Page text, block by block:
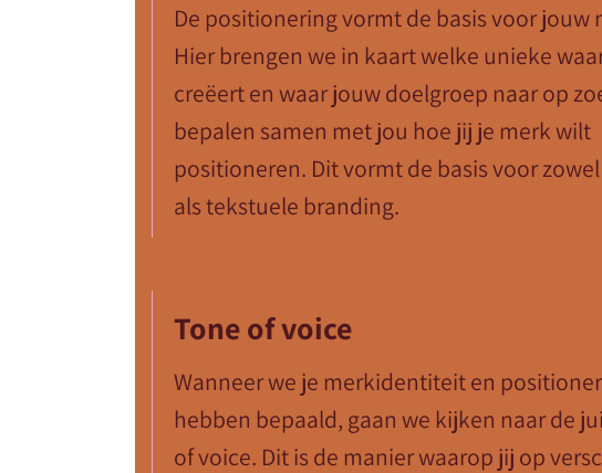
De positionering vormt de basis voor jouw
Hier brengen we in kaart welke unieke
creëert en waar jouw doelgroep naar op
bepalen samen met jou hoe jij je merk wilt
positioneren. Dit vormt de basis voor
als tekstuele branding.
Tone of voice
Wanneer we je merkidentiteit en
hebben bepaald, gaan we kijken naar de
of voice. Dit is de manier waarop jij op